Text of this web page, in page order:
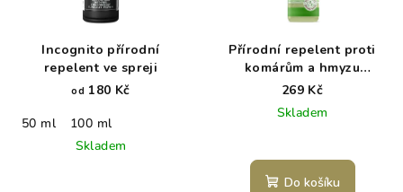
Incognito přírodní
repelent ve spreji
od 180 Kč
50 ml
100 ml
Skladem
Přírodní repelent proti
komárům a hmyzu
Wooden Spoon 50 ml
269 Kč
Skladem
Do košíku